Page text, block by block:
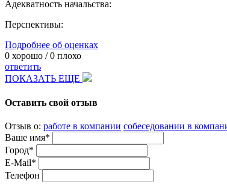
Адекватность начальства:
Перспективы:
Подробнее об оценках
0 хорошо /0 плохо
ответить
ПОКАЗАТЬ ЕЩЕ
Оставить свой отзыв
Отзыв о: работе в компании собеседовании в
Ваше имя*
Город*
E-Mail*
Телефон